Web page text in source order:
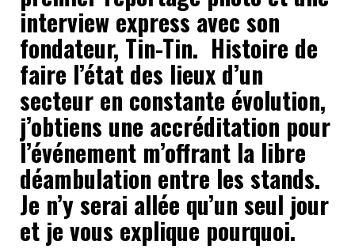
interview express avec son
fondateur, Tin-Tin. Histoire de
faire l’état des lieux d’un
secteur en constante évolution,
j’obtiens une accréditation pour
l’événement m’offrant la libre
déambulation entre les stands.
Je n’y serai allée qu’un seul jour
et je vous explique pourquoi.